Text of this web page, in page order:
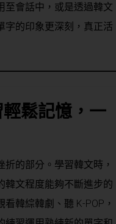
至會話中，或是透過韓文
字的印象更深刻，真正活
鬆記憶，一
的部分。學習韓文時，
韓文程度能夠不斷進步的
韓綜韓劇、聽 K-POP，